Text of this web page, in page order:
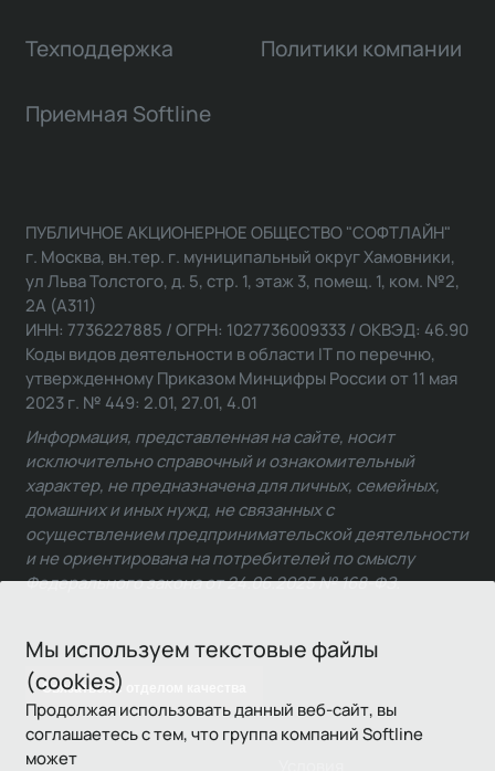
Мы используем текстовые файлы
(cookies)
Продолжая использовать данный веб-сайт, вы
соглашаетесь с тем, что группа компаний Softline
может
Техподдержка Политики компании
Приемная Softline
Связаться с отделом качества
ПУБЛИЧНОЕ АКЦИОНЕРНОЕ ОБЩЕСТВО "СОФТЛАЙН"
г. Москва, вн.тер. г. муниципальный округ Хамовники,
ул Льва Толстого, д. 5, стр. 1, этаж 3, помещ. 1, ком. №2,
2А (А311)
ИНН: 7736227885 / ОГРН: 1027736009333 / ОКВЭД: 46.90
Коды видов деятельности в области IT по перечню,
утвержденному Приказом Минцифры России от 11 мая
2023 г. № 449: 2.01, 27.01, 4.01
Информация, представленная на сайте, носит
исключительно справочный и ознакомительный
характер, не предназначена для личных, семейных,
домашних и иных нужд, не связанных с
осуществлением предпринимательской деятельности
и не ориентирована на потребителей по смыслу
Федерального закона от 24.06.2025 № 168-ФЗ.